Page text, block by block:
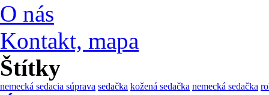
O nás
Kontakt, mapa
Štítky
nemecká sedacia súprava sedačka kožená sedačka nemecká sedačka